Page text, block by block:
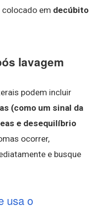
colocado em decúbito
lavagem
podem incluir
(como um sinal da
e desequilíbrio
ocorrer,
e busque
usa o